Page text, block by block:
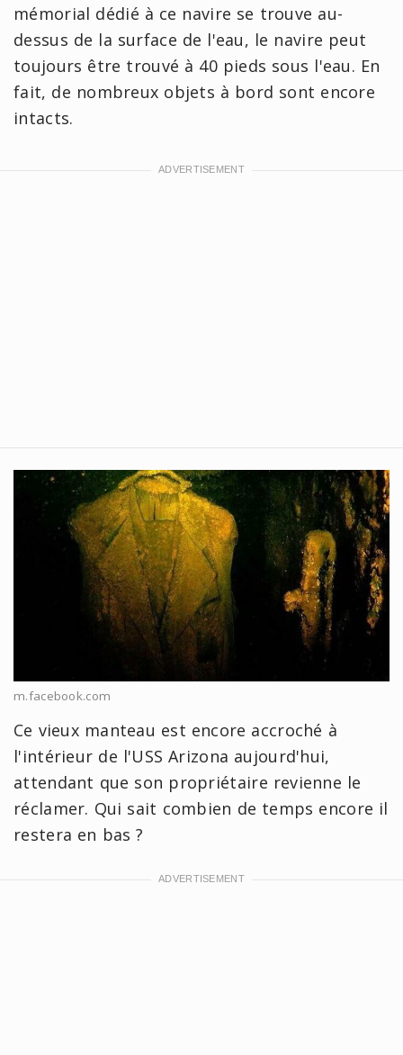
mémorial dédié à ce navire se trouve au-
dessus de la surface de l'eau, le navire peut
toujours être trouvé à 40 pieds sous l'eau. En
fait, de nombreux objets à bord sont encore
intacts.
m.facebook.com
Ce vieux manteau est encore accroché à
l'intérieur de l'USS Arizona aujourd'hui,
attendant que son propriétaire revienne le
réclamer. Qui sait combien de temps encore il
restera en bas ?